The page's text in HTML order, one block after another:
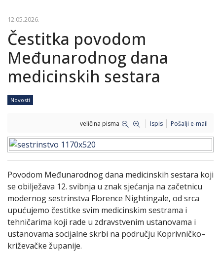
12.05.2026.
Čestitka povodom
Međunarodnog dana
medicinskih sestara
Novosti
veličina pisma Ispis Pošalji e-mail
Povodom Međunarodnog dana medicinskih sestara koji
se obilježava 12. svibnja u znak sjećanja na začetnicu
modernog sestrinstva Florence Nightingale, od srca
upućujemo čestitke svim medicinskim sestrama i
tehničarima koji rade u zdravstvenim ustanovama i
ustanovama socijalne skrbi na području Koprivničko–
križevačke županije.